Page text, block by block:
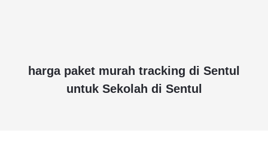
harga paket murah tracking di Sentul
untuk Sekolah di Sentul